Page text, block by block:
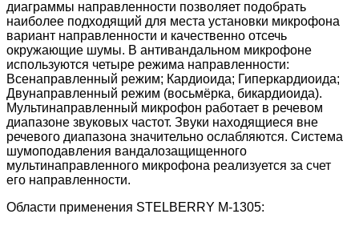
диаграммы направленности позволяет подобрать
наиболее подходящий для места установки микрофона
вариант направленности и качественно отсечь
окружающие шумы. В антивандальном микрофоне
используются четыре режима направленности:
Всенаправленный режим; Кардиоида; Гиперкардиоида;
Двунаправленный режим (восьмёрка, бикардиоида).
Мультинаправленный микрофон работает в речевом
диапазоне звуковых частот. Звуки находящиеся вне
речевого диапазона значительно ослабляются. Система
шумоподавления вандалозащищенного
мультинаправленного микрофона реализуется за счет
его направленности.
Области применения STELBERRY М-1305: